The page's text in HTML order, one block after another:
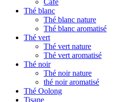
Café
Thé blanc
Thé blanc nature
Thé blanc aromatisé
Thé vert
Thé vert nature
Thé vert aromatisé
Thé noir
Thé noir nature
thé noir aromatisé
Thé Oolong
Tisane